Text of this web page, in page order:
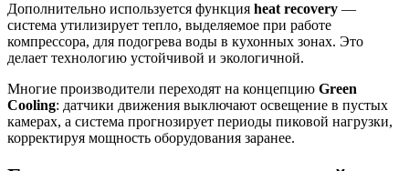
Дополнительно используется функция heat recovery —
система утилизирует тепло, выделяемое при работе
компрессора, для подогрева воды в кухонных зонах. Это
делает технологию устойчивой и экологичной.
Многие производители переходят на концепцию Green
Cooling: датчики движения выключают освещение в пустых
камерах, а система прогнозирует периоды пиковой нагрузки,
корректируя мощность оборудования заранее.